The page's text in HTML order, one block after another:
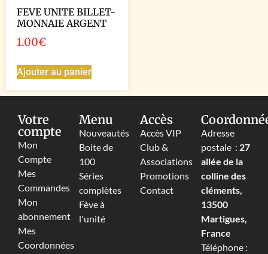
FEVE UNITE BILLET-
MONNAIE ARGENT
1.00€
Ajouter au panier
Votre
compte
Mon
Compte
Mes
Commandes
Mon
abonnement
Mes
Coordonnées
Menu
Nouveautés
Boite de
100
Séries
complètes
Fève à
l'unité
Accès
Accès VIP
Club &
Associations
Promotions
Contact
Adresse
postale : 27
allée de la
colline des
cléments,
13500
Martigues,
France
Téléphone :